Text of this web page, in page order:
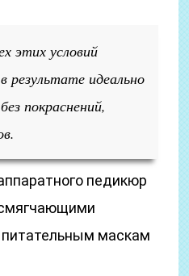
этих условий
результате идеально
покраснений,
педикюр
маскам